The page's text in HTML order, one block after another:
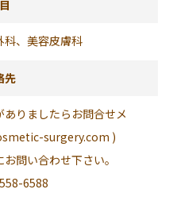
科、美容皮膚科
先
りましたらお問合せメ
surgery.com )
問い合わせ下さい。
6588